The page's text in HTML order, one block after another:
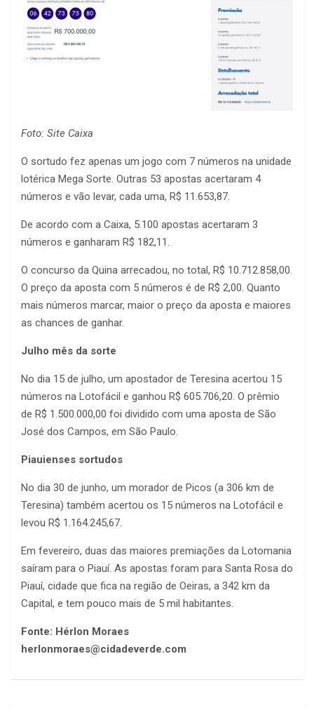
Foto: Site Caixa
O sortudo fez apenas um jogo com 7 números na unidade
lotérica Mega Sorte. Outras 53 apostas acertaram 4
números e vão levar, cada uma, R$ 11.653,87.
De acordo com a Caixa, 5.100 apostas acertaram 3
números e ganharam R$ 182,11.
O concurso da Quina arrecadou, no total, R$ 10.712.858,00.
O preço da aposta com 5 números é de R$ 2,00. Quanto
mais números marcar, maior o preço da aposta e maiores
as chances de ganhar.
Julho mês da sorte
No dia 15 de julho, um apostador de Teresina acertou 15
números na Lotofácil e ganhou R$ 605.706,20. O prêmio
de R$ 1.500.000,00 foi dividido com uma aposta de São
José dos Campos, em São Paulo.
Piauienses sortudos
No dia 30 de junho, um morador de Picos (a 306 km de
Teresina) também acertou os 15 números na Lotofácil e
levou R$ 1.164.245,67.
Em fevereiro, duas das maiores premiações da Lotomania
saíram para o Piauí. As apostas foram para Santa Rosa do
Piauí, cidade que fica na região de Oeiras, a 342 km da
Capital, e tem pouco mais de 5 mil habitantes.
Fonte: Hérlon Moraes
herlonmoraes@cidadeverde.com